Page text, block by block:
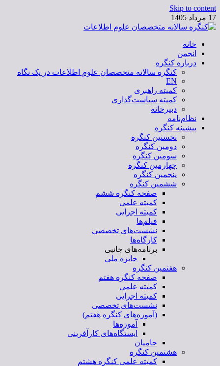
Skip to content
17 مرداد 1405
کنگره سالانه متخصصان علوم اطلاعات
خانه
انجمن
درباره کنگره
کنگره سالانه متخصصان علوم اطلاعات در یک نگاه
EN
کمیته راهبری
کمیته سیاست‌گذاری
دبیرخانه
نظام‌نامه
پیشینه کنگره
نخستین کنگره
دومین کنگره
سومین کنگره
چهارمین کنگره
پنجمین کنگره
ششمین کنگره
صفحه کنگره ششم
کمیته علمی
کمیته اجرایی
فیلم‌ها
نشست‌های تخصصی
کارگاه‌ها
برنامه‌های جانبی
جایزه ملی
هفتمین کنگره
صفحه کنگره هفتم
کمیته علمی
کمیته اجرایی
نشست‌های تخصصی
(آموزه‌های کنگره هفتم)
آموزه‌ها
ایستگاه‌های کارآفرینی
حامیان
هشتمین کنگره
کمیته علمی کنگره هشتم